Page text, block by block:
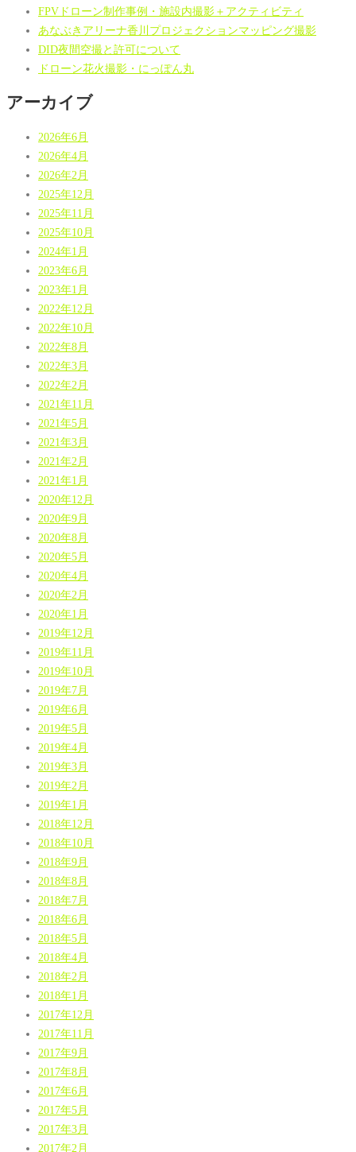
FPVドローン制作事例・施設内撮影＋アクティビティ
あなぶきアリーナ香川プロジェクションマッピング撮影
DID夜間空撮と許可について
ドローン花火撮影・にっぽん丸
アーカイブ
2026年6月
2026年4月
2026年2月
2025年12月
2025年11月
2025年10月
2024年1月
2023年6月
2023年1月
2022年12月
2022年10月
2022年8月
2022年3月
2022年2月
2021年11月
2021年5月
2021年3月
2021年2月
2021年1月
2020年12月
2020年9月
2020年8月
2020年5月
2020年4月
2020年2月
2020年1月
2019年12月
2019年11月
2019年10月
2019年7月
2019年6月
2019年5月
2019年4月
2019年3月
2019年2月
2019年1月
2018年12月
2018年10月
2018年9月
2018年8月
2018年7月
2018年6月
2018年5月
2018年4月
2018年2月
2018年1月
2017年12月
2017年11月
2017年9月
2017年8月
2017年6月
2017年5月
2017年3月
2017年2月